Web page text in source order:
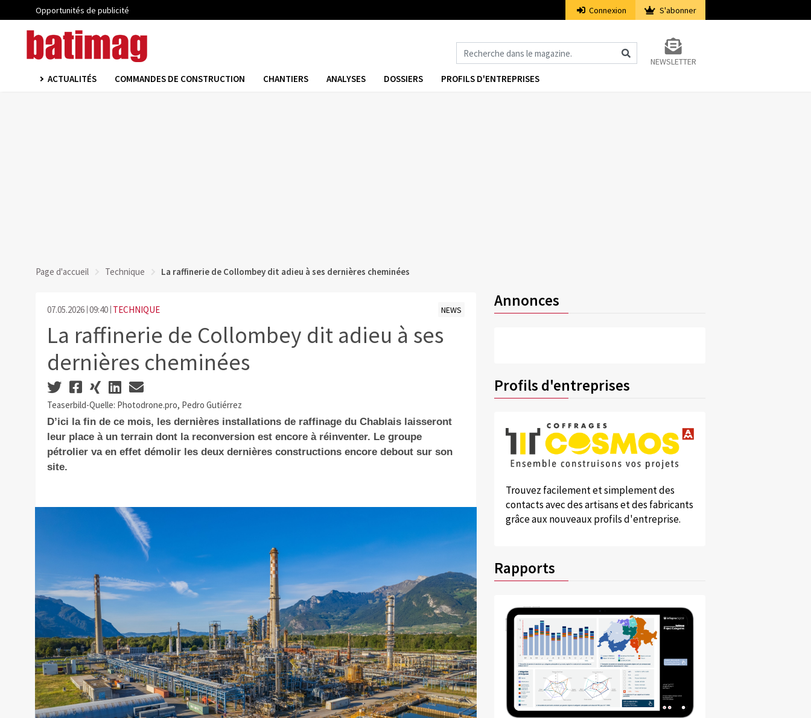
Opportunités de publicité Connexion S'abonner
NEWSLETTER
ACTUALITÉS COMMANDES DE CONSTRUCTION CHANTIERS ANALYSES DOSSIERS PROFILS D'ENTREPRISES
Page d'accueil Technique La raffinerie de Collombey dit adieu à ses dernières cheminées
07.05.2026 09:40 TECHNIQUE NEWS
La raffinerie de Collombey dit adieu à ses
dernières cheminées
Teaserbild-Quelle: Photodrone.pro, Pedro Gutiérrez
D’ici la fin de ce mois, les dernières installations de raffinage du Chablais laisseront
leur place à un terrain dont la reconversion est encore à réinventer. Le groupe
pétrolier va en effet démolir les deux dernières constructions encore debout sur son
site.
Annonces
Profils d'entreprises
Trouvez facilement et simplement des
contacts avec des artisans et des fabricants
grâce aux nouveaux profils d'entreprise.
Rapports